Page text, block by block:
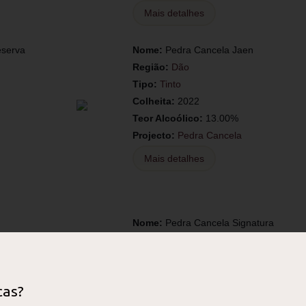
Mais detalhes
Nome: Pedra Cancela Jaen
Região: Dão
Tipo: Tinto
Colheita: 2022
Teor Alcoólico: 13.00%
Projecto: Pedra Cancela
Mais detalhes
Nome: Pedra Cancela Signatura